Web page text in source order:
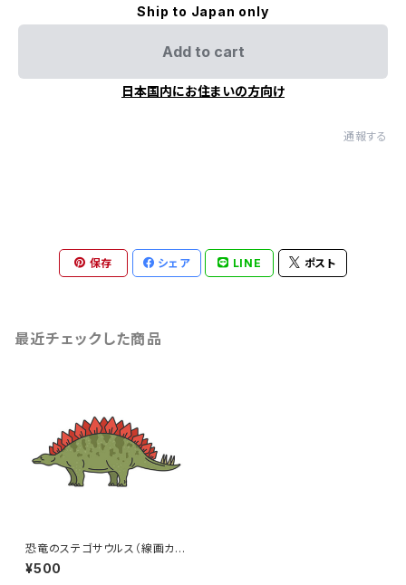
Ship to Japan only
Add to cart
日本国内にお住まいの方向け
通報する
保存 シェア LINE ポスト
最近チェックした商品
恐竜のステゴサウルス（線画カラ
ー）のイラスト
¥500